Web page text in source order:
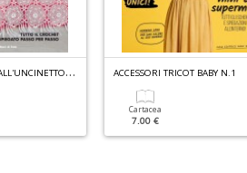
L
AVORI ARTISTICI ALL'UNCINETTO N.44 ACCESSORI TRICOT BABY N.1
Cartacea
7.00 €